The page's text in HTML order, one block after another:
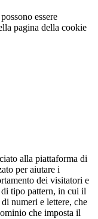
essere
pagina della cookie
alla piattaforma di
per aiutare i
dei visitatori e
tipo pattern, in cui il
numeri e lettere, che
che imposta il